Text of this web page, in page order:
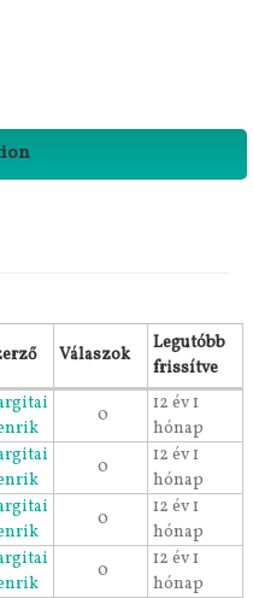
Válaszok
Legutóbb
frissítve
0
12 év 1
hónap
0
12 év 1
hónap
0
12 év 1
hónap
0
12 év 1
hónap